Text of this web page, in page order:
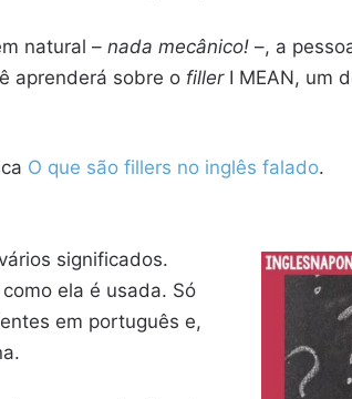
natural – nada mecânico! –, a
aprenderá sobre o fillerI MEAN, um
O que são fillers no inglês falado.
significados.
ela é usada. Só
em português e,